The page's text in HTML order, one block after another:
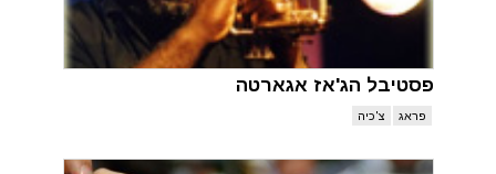
פסטיבל הג'אז אגארטה
פראג צ'כיה